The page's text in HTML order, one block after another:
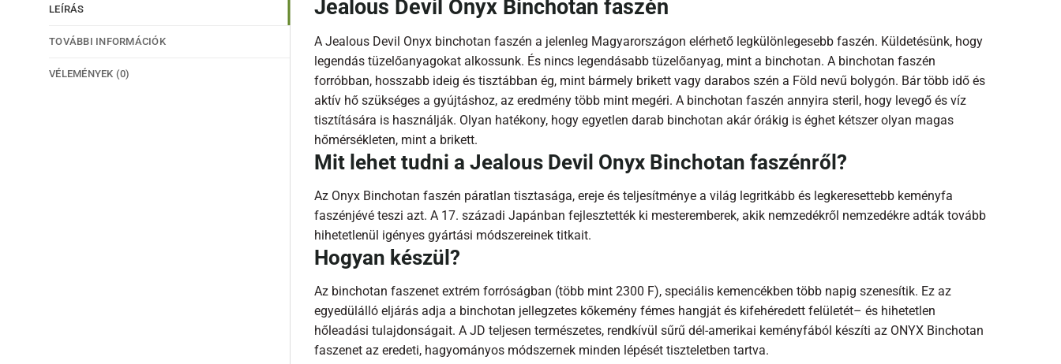
LEÍRÁS
TOVÁBBI INFORMÁCIÓK
VÉLEMÉNYEK (0)
Jealous Devil Onyx Binchotan faszén
A Jealous Devil Onyx binchotan faszén a jelenleg Magyarországon elérhető legkülönlegesebb faszén. Küldetésünk, hogy
legendás tüzelőanyagokat alkossunk. És nincs legendásabb tüzelőanyag, mint a binchotan. A binchotan faszén
forróbban, hosszabb ideig és tisztábban ég, mint bármely brikett vagy darabos szén a Föld nevű bolygón. Bár több idő és
aktív hő szükséges a gyújtáshoz, az eredmény több mint megéri. A binchotan faszén annyira steril, hogy levegő és víz
tisztítására is használják. Olyan hatékony, hogy egyetlen darab binchotan akár órákig is éghet kétszer olyan magas
hőmérsékleten, mint a brikett.
Mit lehet tudni a Jealous Devil Onyx Binchotan faszénről?
Az Onyx Binchotan faszén páratlan tisztasága, ereje és teljesítménye a világ legritkább és legkeresettebb keményfa
faszénjévé teszi azt. A 17. századi Japánban fejlesztették ki mesteremberek, akik nemzedékről nemzedékre adták tovább
hihetetlenül igényes gyártási módszereinek titkait.
Hogyan készül?
Az binchotan faszenet extrém forróságban (több mint 2300 F), speciális kemencékben több napig szenesítik. Ez az
egyedülálló eljárás adja a binchotan jellegzetes kőkemény fémes hangját és kifehéredett felületét– és hihetetlen
hőleadási tulajdonságait. A JD teljesen természetes, rendkívül sűrű dél-amerikai keményfából készíti az ONYX Binchotan
faszenet az eredeti, hagyományos módszernek minden lépését tiszteletben tartva.